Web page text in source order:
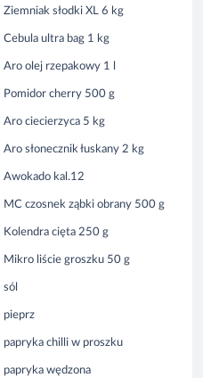
Ziemniak słodki XL 6 kg
Cebula ultra bag 1 kg
Aro olej rzepakowy 1 l
Pomidor cherry 500 g
Aro ciecierzyca 5 kg
Aro słonecznik łuskany 2 kg
Awokado kal.12
MC czosnek ząbki obrany 500 g
Kolendra cięta 250 g
Mikro liście groszku 50 g
sól
pieprz
papryka chilli w proszku
papryka wędzona